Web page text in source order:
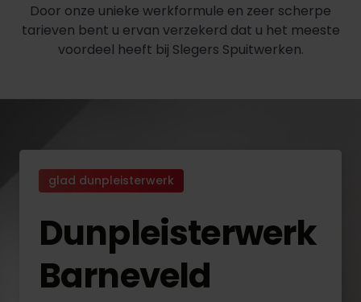
Door onze unieke werkformule en zeer scherpe
tarieven bent u ervan verzekerd dat u het meeste
voordeel heeft bij Slegers Spuitwerken.
glad dunpleisterwerk
Dunpleisterwerk
Barneveld